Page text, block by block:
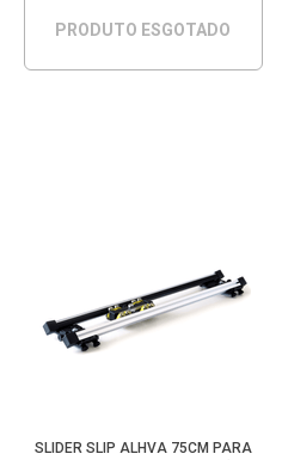
PRODUTO ESGOTADO
SLIDER SLIP ALHVA 75CM PARA